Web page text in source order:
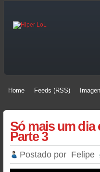
Home
Home
Feeds (RSS)
Feeds (RSS)
Só mais um dia
Parte 3
Postado por Felipe